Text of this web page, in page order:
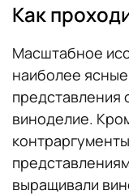
Как
Масштабное
наиболее
представления
виноделие.
выращивали